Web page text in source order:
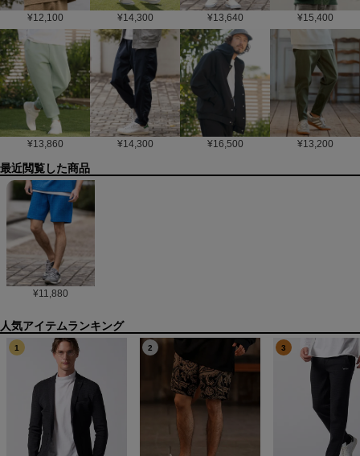
¥12,100 ¥14,300 ¥13,640 ¥15,400
¥13,860 ¥14,300 ¥16,500 ¥13,200
最近閲覧した商品
¥11,880
1 2 3